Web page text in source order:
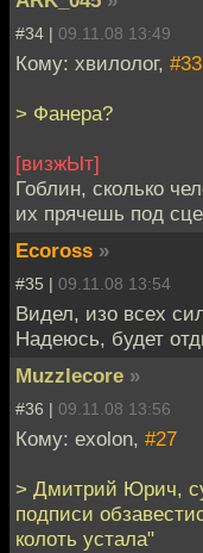
#34 | 09.11.08 13:49
Кому: хвилолог, #33
> Фанера?
[визжЫт]
Гоблин, сколько
их прячешь под
Ecoross »
#35 | 09.11.08 13:54
Видел, изо всех
Надеюсь, будет
Muzzlecore »
#36 | 09.11.08 13:56
Кому: exolon, #27
> Дмитрий Юрич,
подписи
колоть устала"